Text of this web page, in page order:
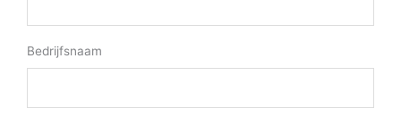
Bedrijfsnaam